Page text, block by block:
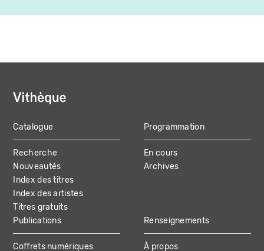
MAIN
NAVIGATION
Catalogue
Recherche
Nouveautés
Index des titres
Index des artistes
Titres gratuits
Programmation
En cours
Archives
Publications
Coffrets numériques
Renseignements
À propos